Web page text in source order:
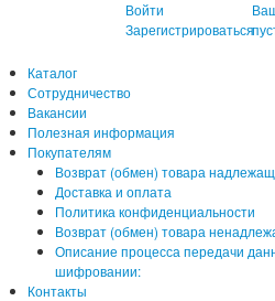
Войти
Зарегистрироваться
Каталог
Сотрудничество
Вакансии
Полезная информация
Покупателям
Возврат (обмен) товара
Доставка и оплата
Политика конфиденциальности
Возврат (обмен) товара
Описание процесса передачи
шифровании:
Контакты